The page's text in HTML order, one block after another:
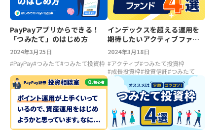
PayPayアプリからできる！
「つみたて」のはじめ方
2024年3月25日
#PayPay#つみたて#つみたて投資枠
インデックスを超える運用を
期待したいアクティブファン
ド4選！
2024年3月18日
#アクティブ#つみたて投資枠
#成長投資枠#投資信託#つみたて